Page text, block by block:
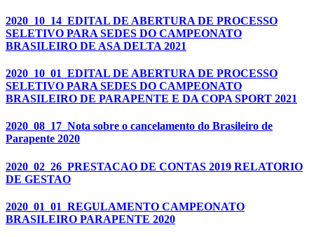
2020_10_14_EDITAL DE ABERTURA DE PROCESSO
SELETIVO PARA SEDES DO CAMPEONATO
BRASILEIRO DE ASA DELTA 2021
2020_10_01_EDITAL DE ABERTURA DE PROCESSO
SELETIVO PARA SEDES DO CAMPEONATO
BRASILEIRO DE PARAPENTE E DA COPA SPORT 2021
2020_08_17_Nota sobre o cancelamento do Brasileiro de
Parapente 2020
2020_02_26_PRESTACAO DE CONTAS 2019 RELATORIO
DE GESTAO
2020_01_01_REGULAMENTO CAMPEONATO
BRASILEIRO PARAPENTE 2020